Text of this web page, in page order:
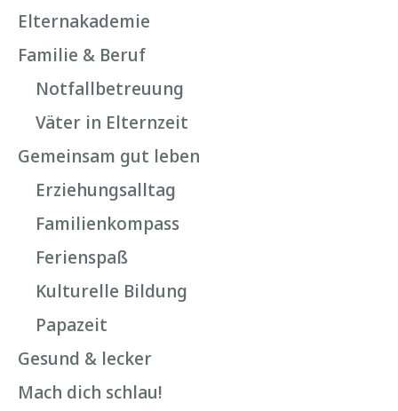
Elternakademie
Familie & Beruf
Notfallbetreuung
Väter in Elternzeit
Gemeinsam gut leben
Erziehungsalltag
Familienkompass
Ferienspaß
Kulturelle Bildung
Papazeit
Gesund & lecker
Mach dich schlau!